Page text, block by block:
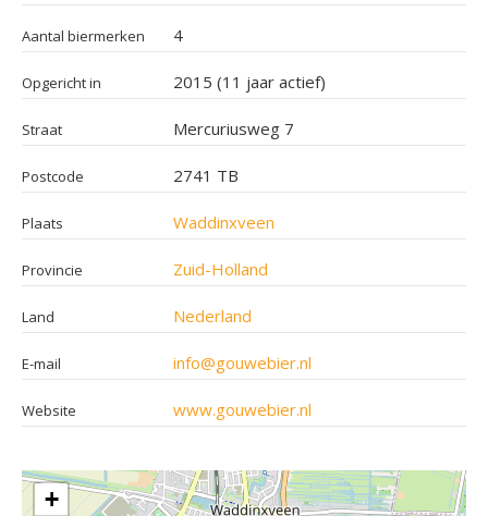
Aantal biermerken 4
Opgericht in 2015 (11 jaar actief)
Straat Mercuriusweg 7
Postcode 2741 TB
Plaats Waddinxveen
Provincie Zuid-Holland
Land Nederland
E-mail info@gouwebier.nl
Website www.gouwebier.nl
+